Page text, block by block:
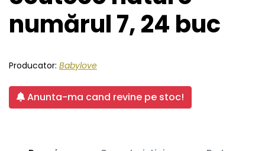
numărul 7, 24 buc
Producator: Babylove
Anunta-ma cand revine pe stoc!